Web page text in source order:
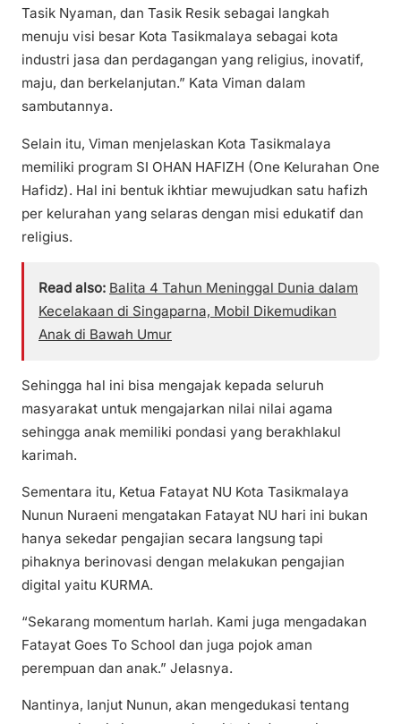
Tasik Nyaman, dan Tasik Resik sebagai langkah
menuju visi besar Kota Tasikmalaya sebagai kota
industri jasa dan perdagangan yang religius, inovatif,
maju, dan berkelanjutan.” Kata Viman dalam
sambutannya.
Selain itu, Viman menjelaskan Kota Tasikmalaya
memiliki program SI OHAN HAFIZH (One Kelurahan One
Hafidz). Hal ini bentuk ikhtiar mewujudkan satu hafizh
per kelurahan yang selaras dengan misi edukatif dan
religius.
Read also: Balita 4 Tahun Meninggal Dunia dalam
Kecelakaan di Singaparna, Mobil Dikemudikan
Anak di Bawah Umur
Sehingga hal ini bisa mengajak kepada seluruh
masyarakat untuk mengajarkan nilai nilai agama
sehingga anak memiliki pondasi yang berakhlakul
karimah.
Sementara itu, Ketua Fatayat NU Kota Tasikmalaya
Nunun Nuraeni mengatakan Fatayat NU hari ini bukan
hanya sekedar pengajian secara langsung tapi
pihaknya berinovasi dengan melakukan pengajian
digital yaitu KURMA.
“Sekarang momentum harlah. Kami juga mengadakan
Fatayat Goes To School dan juga pojok aman
perempuan dan anak.” Jelasnya.
Nantinya, lanjut Nunun, akan mengedukasi tentang